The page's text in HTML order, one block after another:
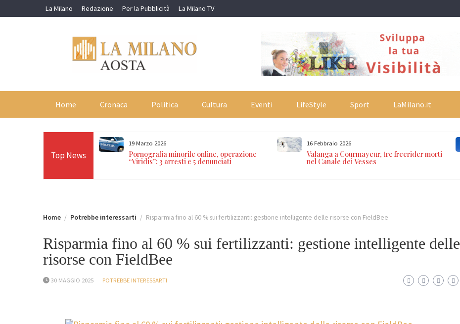
to
La Milano Redazione Per la Pubblicità La Milano TV
Home Cronaca Politica Cultura Eventi LifeStyle Sport LaMilano.it
Top News
in 24 ore sulle Alpi:
Paradiso, Cervino e
19 Marzo 2026
Pornografia minorile online, operazione
“Viridis”: 3 arresti e 5 denunciati
16 Febbraio 2026
Valanga a Courmayeur, tre freerider morti
nel Canale dei Vesses
Home Potrebbe interessarti Risparmia fino al 60 % sui fertilizzanti: gestione intelligente delle risorse con FieldBee
Risparmia fino al 60 % sui fertilizzanti: gestione intelligente delle
risorse con FieldBee
30 MAGGIO 2025 POTREBBE INTERESSARTI